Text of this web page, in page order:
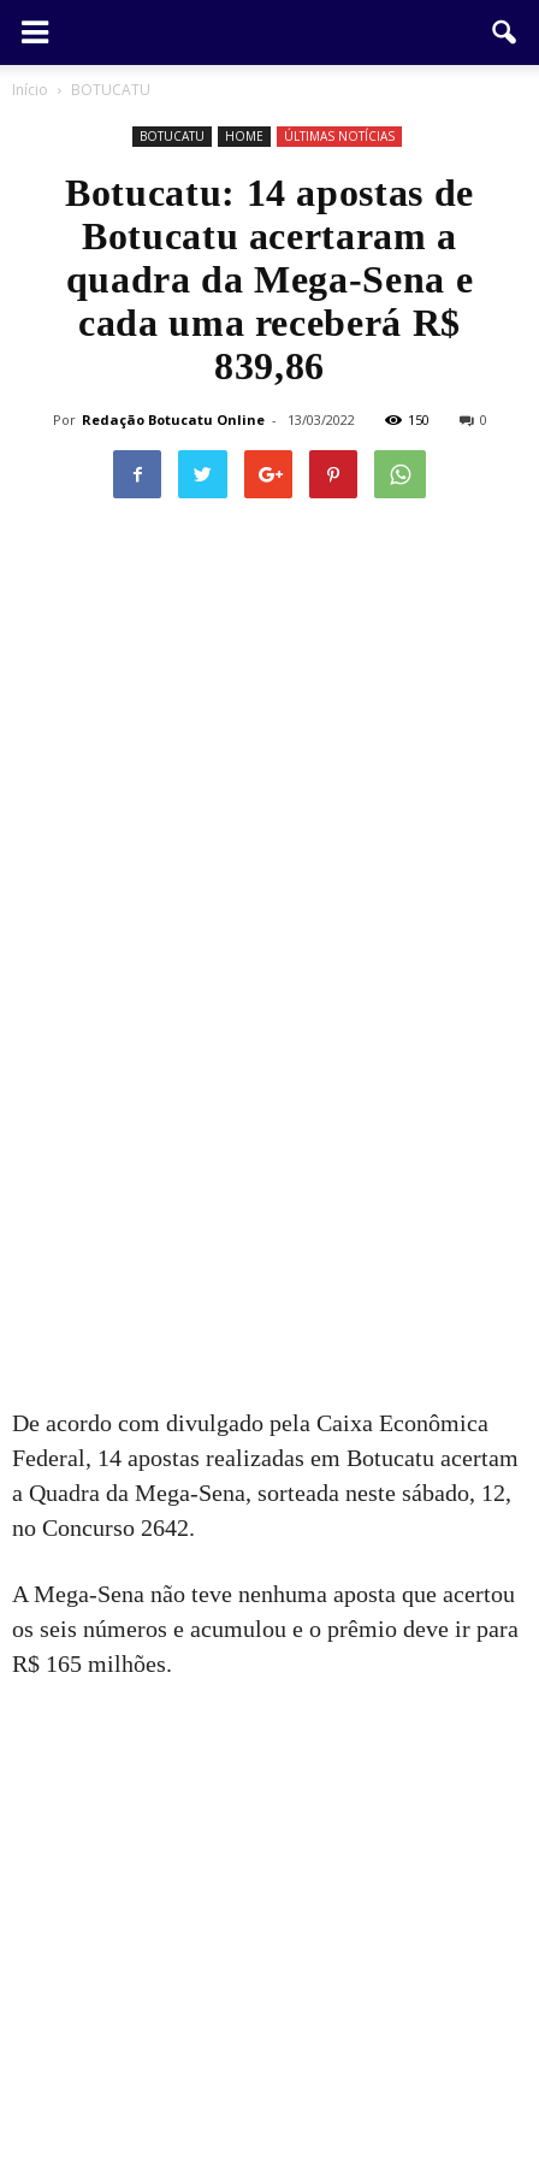
Início BOTUCATU
BOTUCATU HOME ÚLTIMAS NOTÍCIAS
Botucatu: 14 apostas de
Botucatu acertaram a
quadra da Mega-Sena e
cada uma receberá R$
839,86
Por Redação Botucatu Online - 13/03/2022 150 0
De acordo com divulgado pela Caixa Econômica
Federal, 14 apostas realizadas em Botucatu acertam
a Quadra da Mega-Sena, sorteada neste sábado, 12,
no Concurso 2642.
A Mega-Sena não teve nenhuma aposta que acertou
os seis números e acumulou e o prêmio deve ir para
R$ 165 milhões.